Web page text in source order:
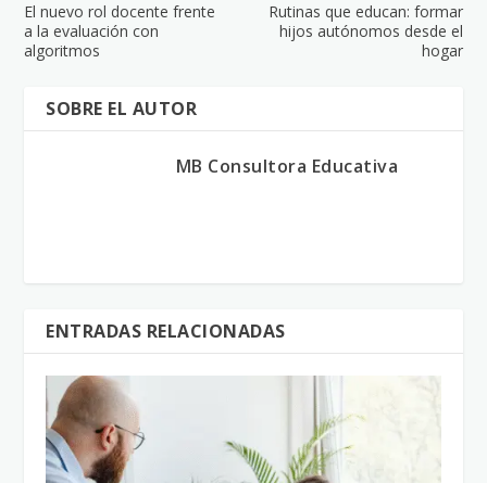
El nuevo rol docente frente
a la evaluación con
algoritmos
Rutinas que educan: formar
hijos autónomos desde el
hogar
SOBRE EL AUTOR
MB Consultora Educativa
ENTRADAS RELACIONADAS